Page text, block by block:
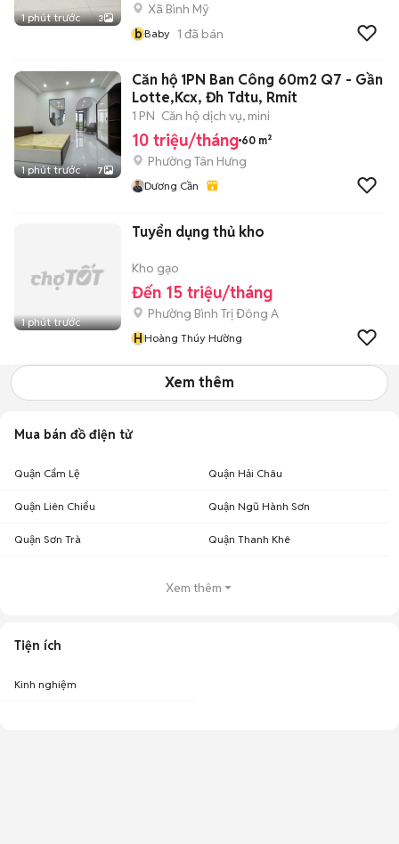
1 phút trước 3
Xã Bình Mỹ
bBaby 1 đã bán
1 phút trước 7
Căn hộ 1PN Ban Công 60m2 Q7 - Gần
Lotte,Kcx, Đh Tdtu, Rmit
1 PN Căn hộ dịch vụ, mini
10 triệu/tháng 60 m²
Phường Tân Hưng
Dương Cần
1 phút trước
Tuyển dụng thủ kho
Kho gạo
Đến 15 triệu/tháng
Phường Bình Trị Đông A
HHoàng Thúy Hường
Xem thêm
Mua bán đồ điện tử
Quận Cẩm Lệ Quận Hải Châu
Quận Liên Chiểu Quận Ngũ Hành Sơn
Quận Sơn Trà Quận Thanh Khê
Xem thêm
Tiện ích
Kinh nghiệm